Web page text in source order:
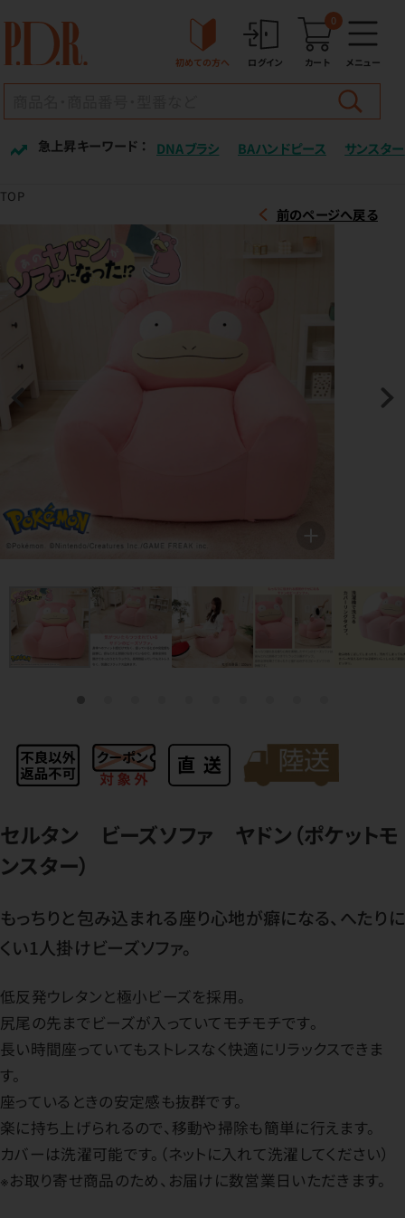
初めての方へ ログイン カート
0
メニュー
急上昇キーワード ： DNAブラシ BAハンドピース サンスター
TOP
前のページへ戻る
セルタン ビーズソファ ヤドン（ポケットモ
ンスター）
もっちりと包み込まれる座り心地が癖になる、へたりに
くい1人掛けビーズソファ。
低反発ウレタンと極小ビーズを採用。
尻尾の先までビーズが入っていてモチモチです。
長い時間座っていてもストレスなく快適にリラックスできま
す。
座っているときの安定感も抜群です。
楽に持ち上げられるので、移動や掃除も簡単に行えます。
カバーは洗濯可能です。（ネットに入れて洗濯してください）
※お取り寄せ商品のため、お届けに数営業日いただきます。